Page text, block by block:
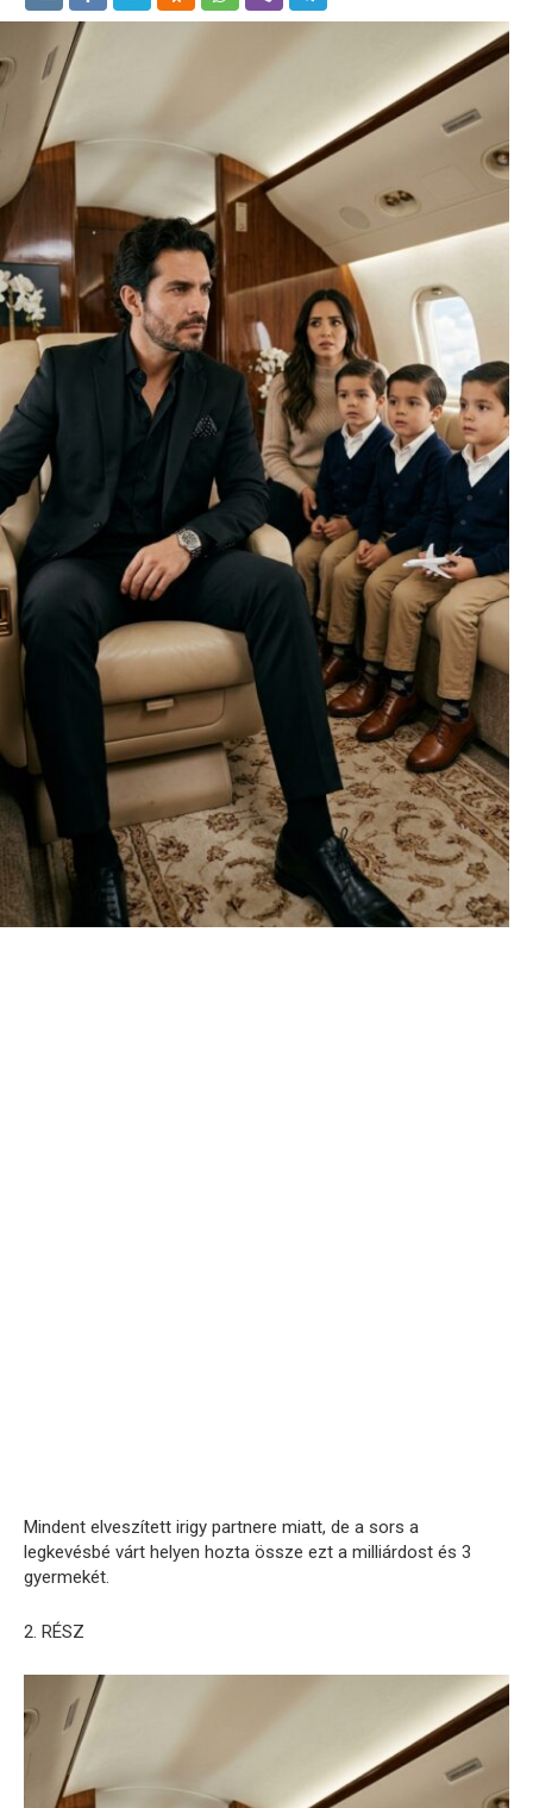
Mindent elveszített irigy partnere miatt, de a sors a
legkevésbé várt helyen hozta össze ezt a milliárdost és 3
gyermekét.
2. RÉSZ